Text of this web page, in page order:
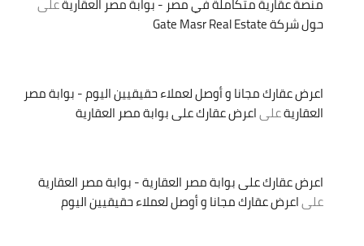
حول شركة Gate Masr Real Estate
اعرض عقارك مجانا و أوصل لعملاء حقيقيين اليوم - بوابة مصر
العقاريةعلىاعرض عقارك على بوابة مصر العقارية
اعرض عقارك على بوابة مصر العقارية - بوابة مصر العقارية
علىاعرض عقارك مجانا و أوصل لعملاء حقيقيين اليوم